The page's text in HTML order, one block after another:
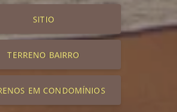
SITIO
TERRENO BAIRRO
EM CONDOMÍNIOS